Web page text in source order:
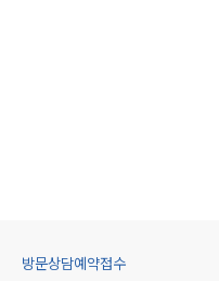
방문상담예약접수